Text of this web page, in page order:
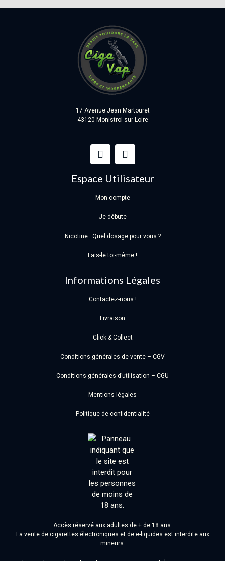
17 Avenue Jean Martouret
43120 Monistrol-sur-Loire
Espace Utilisateur
Mon compte
Je débute
Nicotine : Quel dosage pour vous ?
Fais-le toi-même !
Informations Légales
Contactez-nous !
Livraison
Click & Collect
Conditions générales de vente – CGV
Conditions générales d’utilisation – CGU
Mentions légales
Politique de confidentialité
Accès réservé aux adultes de + de 18 ans.
La vente de cigarettes électroniques et de e-liquides est interdite aux
mineurs.